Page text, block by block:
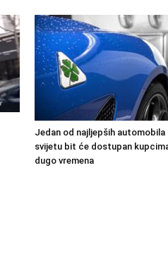
Jedan od najljepših automobila
svijetu bit će dostupan
dugo vremena